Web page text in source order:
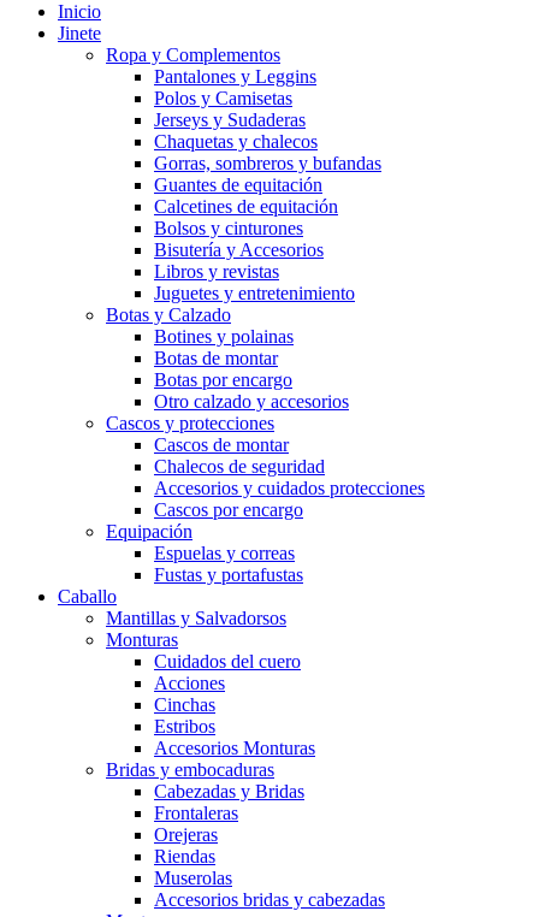
Inicio
Jinete
Ropa y Complementos
Pantalones y Leggins
Polos y Camisetas
Jerseys y Sudaderas
Chaquetas y chalecos
Gorras, sombreros y bufandas
Guantes de equitación
Calcetines de equitación
Bolsos y cinturones
Bisutería y Accesorios
Libros y revistas
Juguetes y entretenimiento
Botas y Calzado
Botines y polainas
Botas de montar
Botas por encargo
Otro calzado y accesorios
Cascos y protecciones
Cascos de montar
Chalecos de seguridad
Accesorios y cuidados protecciones
Cascos por encargo
Equipación
Espuelas y correas
Fustas y portafustas
Caballo
Mantillas y Salvadorsos
Monturas
Cuidados del cuero
Acciones
Cinchas
Estribos
Accesorios Monturas
Bridas y embocaduras
Cabezadas y Bridas
Frontaleras
Orejeras
Riendas
Muserolas
Accesorios bridas y cabezadas